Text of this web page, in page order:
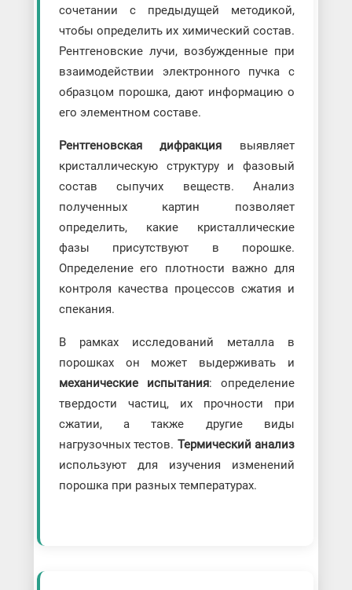
сочетании с предыдущей методикой,
чтобы определить их химический состав.
Рентгеновские лучи, возбужденные при
взаимодействии электронного пучка с
образцом порошка, дают информацию о
его элементном составе.
Рентгеновская дифракция выявляет
кристаллическую структуру и фазовый
состав сыпучих веществ. Анализ
полученных картин позволяет
определить, какие кристаллические
фазы присутствуют в порошке.
Определение его плотности важно для
контроля качества процессов сжатия и
спекания.
В рамках исследований металла в
порошках он может выдерживать и
механические испытания: определение
твердости частиц, их прочности при
сжатии, а также другие виды
нагрузочных тестов. Термический анализ
используют для изучения изменений
порошка при разных температурах.